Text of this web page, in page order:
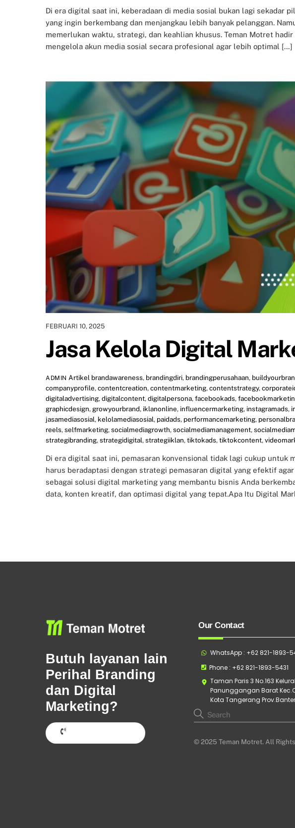
Di era digital saat ini, keberadaan di media sosial bukan lagi sekadar
yang ingin berkembang dan menjangkau lebih banyak pelanggan.
memerlukan waktu, strategi, dan keahlian khusus. Teman Motret
mengelola akun media sosial secara profesional agar lebih optimal […]
FEBRUARI 10, 2025
Jasa Kelola Digital
ADMIN Artikel brandawareness, brandingdiri, brandingperusahaan,
companyprofile,contentcreation,contentmarketing,contentstrategy,
digitaladvertising,digitalcontent,digitalpersona,facebookads,
graphicdesign,growyourbrand, iklanonline, influencermarketing, instagramads,
jasamediasosial, kelolamediasosial, paidads, performancemarketing,
reels,selfmarketing,socialmediagrowth,socialmediamanagement,
strategibranding,strategidigital,strategiiklan,tiktokads,tiktokcontent,
Di era digital saat ini, pemasaran konvensional tidak lagi cukup untuk
harus beradaptasi dengan strategi pemasaran digital yang efektif
sebagai solusi digital marketing yang membantu bisnis Anda
data, konten kreatif, dan optimasi digital yang tepat.Apa Itu Digital
Butuh layanan lain
Perihal Branding
dan Digital
Marketing?
Hubungi Sekarang
Our Contact
WhatsApp : +62 821-1893-
Phone : +62 821-1893-5431
Taman Paris 3 No.163
Panunggangan Barat
Kota Tangerang
© 2025 Teman Motret. All